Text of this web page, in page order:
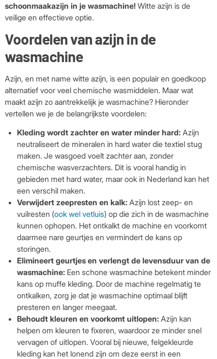
schoonmaakazijn in je wasmachine! Witte azijn is de
veilige en effectieve optie.
Voordelen van azijn in de
wasmachine
Azijn, en met name witte azijn, is een populair en goedkoop
alternatief voor veel chemische wasmiddelen. Maar wat
maakt azijn zo aantrekkelijk je wasmachine? Hieronder
vertellen we je de belangrijkste voordelen:
Kleding wordt zachter en water minder hard: Azijn
neutraliseert de mineralen in hard water die textiel stug
maken. Je wasgoed voelt zachter aan, zonder
chemische wasverzachters. Dit is vooral handig in
gebieden met hard water, maar ook in Nederland kan het
een verschil maken.
Verwijdert zeepresten en kalk: Azijn lost zeep- en
vuilresten (ook wel vetluis) op die zich in de wasmachine
kunnen ophopen. Het ontkalkt de machine en voorkomt
daarmee nare geurtjes en vermindert de kans op
storingen.
Elimineert geurtjes en verlengt de levensduur van de
wasmachine: Een schone wasmachine betekent minder
kans op muffe kleding. Door de machine regelmatig te
ontkalken, zorg je dat je wasmachine optimaal blijft
presteren en langer meegaat.
Behoudt kleuren en voorkomt uitlopen: Azijn kan
helpen om kleuren te fixeren, waardoor ze minder snel
vervagen of uitlopen. Vooral bij nieuwe, felgekleurde
kleding kan het lonend zijn om deze eerst in een